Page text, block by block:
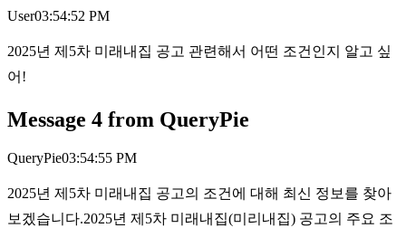
User03:54:52 PM
2025년 제5차 미래내집 공고 관련해서 어떤 조건인지 알고 싶
어!
Message 4 from QueryPie
QueryPie03:54:55 PM
2025년 제5차 미래내집 공고의 조건에 대해 최신 정보를 찾아
보겠습니다.2025년 제5차 미래내집(미리내집) 공고의 주요 조